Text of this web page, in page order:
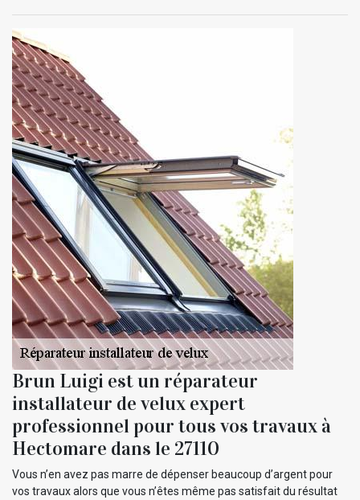
Brun Luigi est un réparateur
installateur de velux expert
professionnel pour tous vos travaux à
Hectomare dans le 27110
Vous n’en avez pas marre de dépenser beaucoup d’argent pour
vos travaux alors que vous n’êtes même pas satisfait du résultat